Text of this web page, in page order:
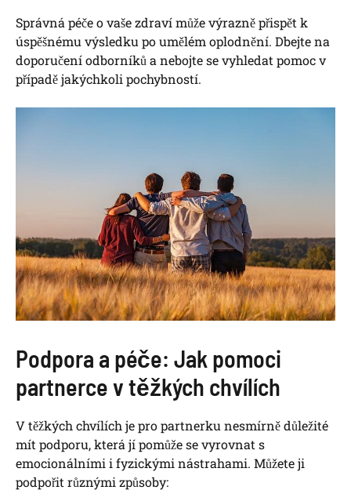
Správná péče o vaše zdraví může výrazně přispět k
úspěšnému výsledku po umělém oplodnění. Dbejte na
doporučení odborníků a nebojte se vyhledat pomoc v
případě jakýchkoli pochybností.
Podpora a péče: Jak pomoci
partnerce v těžkých chvílích
V těžkých chvílích je pro partnerku nesmírně důležité
mít podporu, která jí pomůže se vyrovnat s
emocionálními i fyzickými nástrahami. Můžete ji
podpořit různými způsoby: